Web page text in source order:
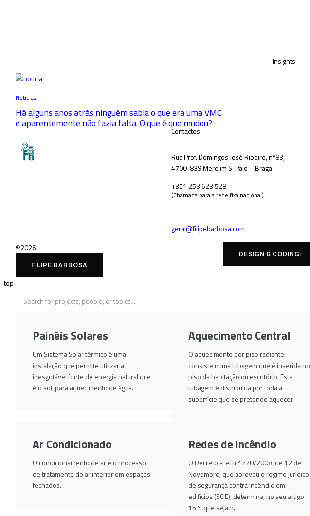
Insights
Noticias
Há alguns anos atrás ninguém sabia o que era uma VMC
e aparentemente não fazia falta. O que é que mudou?
Contactos
Rua Prof. Domingos José Ribeiro, nº83,
4700-839 Merelim S. Paio – Braga
+351 253 623 528
(Chamada para a rede fixa nacional)
geral@filipebarbosa.com
©2026
FILIPE BARBOSA
DESIGN & CODING:
top
Painéis Solares
Um Sistema Solar térmico é uma
instalação que permite utilizar a
inesgotável fonte de energia natural que
é o sol, para aquecimento de água.
Aquecimento Central
O aquecimento por piso radiante
consiste numa tubagem que é inserida no
piso da habitação ou escritório. Esta
tubagem é distribuída por toda a
superfície que se pretende aquecer.
Ar Condicionado
O condicionamento de ar é o processo
de tratamento do ar interior em espaços
fechados.
Redes de incêndio
O Decreto -Lei n.º 220/2008, de 12 de
Novembro, que aprovou o regime jurídico
de segurança contra incêndio em
edifícios (SCIE), determina, no seu artigo
15.º, que sejam...